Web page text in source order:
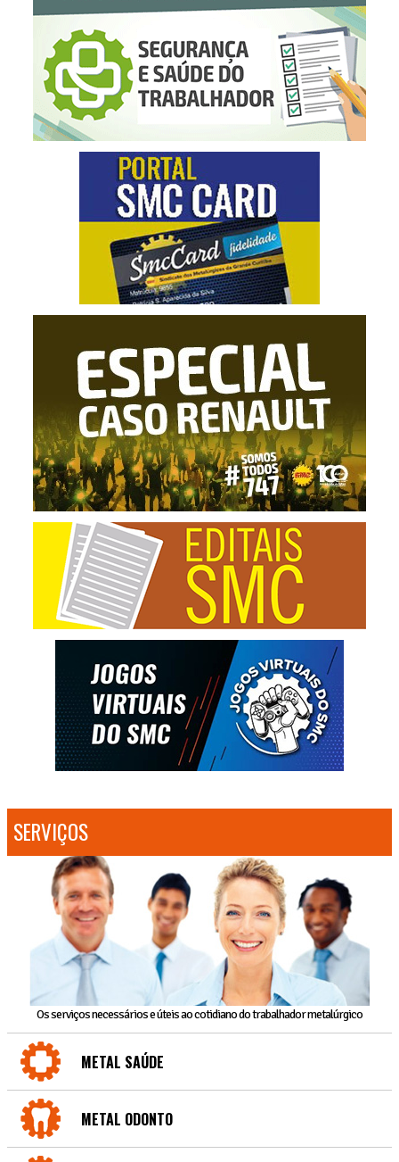
SERVIÇOS
Os serviços necessários e úteis ao cotidiano do trabalhador metalúrgico
METAL SAÚDE
METAL ODONTO